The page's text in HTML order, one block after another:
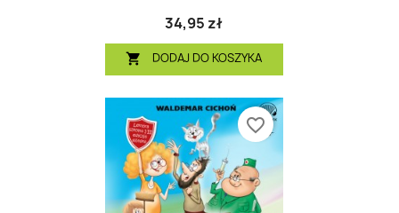
34,95 zł
 DODAJ DO KOSZYKA
favorite_border